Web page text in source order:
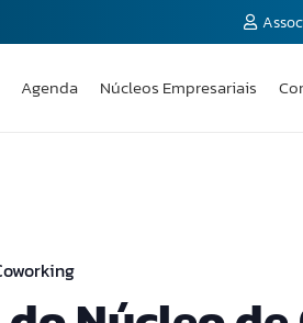
Agenda Núcleos Empresariais